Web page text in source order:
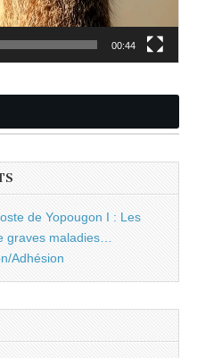
00:44
de Yopougon I : Les
graves maladies…
Adhésion